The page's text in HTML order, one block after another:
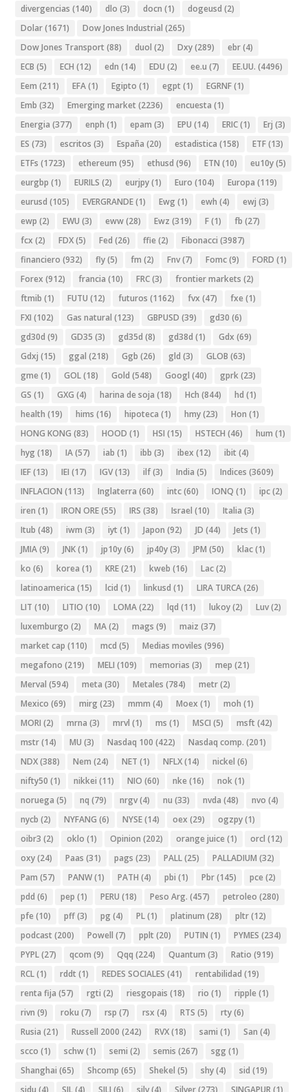
divergencias (140) dlo (3) docn (1) dogeusd (2)
Dolar(1671) Dow Jones Industrial (265)
Dow Jones Transport (88) duol (2) Dxy(289) ebr(4)
ECB (5) ECH (12) edn (14) EDU (2) ee.u (7) EE.UU. (4496)
Eem (211) EFA(1) Egipto (1) egpt (1) EGRNF(1)
Emb (32) Emerging market (2236) encuesta (1)
Energia (377) enph (1) epam (3) EPU (14) ERIC(1) Erj (3)
ES (73) escritos (3) España (20) estadistica (158) ETF(13)
ETFs (1723) ethereum (95) ethusd (96) ETN (10) eu10y(5)
eurgbp (1) EURILS (2) eurjpy(1) Euro (104) Europa (119)
eurusd (105) EVERGRANDE(1) Ewg (1) ewh (4) ewj (3)
ewp (2) EWU (3) eww(28) Ewz (319) F(1) fb (27)
fcx (2) FDX(5) Fed (26) ffie (2) Fibonacci (3987)
financiero (932) fly(5) fm (2) Fnv(7) Fomc(9) FORD (1)
Forex (912) francia (10) FRC(3) frontier markets (2)
ftmib (1) FUTU (12) futuros (1162) fvx (47) fxe (1)
FXI (102) Gas natural (123) GBPUSD (39) gd30 (6)
gd30d (9) GD35 (3) gd35d (8) gd38d (1) Gdx (69)
Gdxj (15) ggal (218) Ggb (26) gld (3) GLOB (63)
gme (1) GOL(18) Gold (548) Googl (40) gprk(23)
GS (1) GXG (4) harina de soja (18) Hch (844) hd (1)
health (19) hims (16) hipoteca (1) hmy(23) Hon (1)
HONG KONG (83) HOOD (1) HSI (15) HSTECH (46) hum (1)
hyg (18) IA(57) iab (1) ibb (3) ibex (12) ibit (4)
IEF(13) IEI (17) IGV(13) ilf(3) India (5) Indices (3609)
INFLACION (113) Inglaterra (60) intc(60) IONQ (1) ipc(2)
iren (1) IRON ORE(55) IRS (38) Israel (10) Italia (3)
Itub (48) iwm (3) iyt (1) Japon (92) JD (44) Jets (1)
JMIA(9) JNK(1) jp10y(6) jp40y(3) JPM (50) klac(1)
ko (6) korea (1) KRE(21) kweb (16) Lac(2)
latinoamerica (15) lcid (1) linkusd (1) LIRA TURCA(26)
LIT (10) LITIO (10) LOMA(22) lqd (11) lukoy(2) Luv(2)
luxemburgo (2) MA(2) mags (9) maiz (37)
market cap (110) mcd (5) Medias moviles (996)
megafono (219) MELI (109) memorias (3) mep (21)
Merval (594) meta (30) Metales (784) metr(2)
Mexico (69) mirg (23) mmm (4) Moex (1) moh (1)
MORI (2) mrna (3) mrvl (1) ms (1) MSCI (5) msft (42)
mstr(14) MU (3) Nasdaq 100 (422) Nasdaq comp. (201)
NDX(388) Nem (24) NET (1) NFLX(14) nickel (6)
nifty50 (1) nikkei (11) NIO (60) nke (16) nok(1)
noruega (5) nq (79) nrgv(4) nu (33) nvda (48) nvo (4)
nycb (2) NYFANG (6) NYSE(14) oex (29) ogzpy(1)
oibr3 (2) oklo (1) Opinion (202) orange juice (1) orcl (12)
oxy(24) Paas (31) pags (23) PALL(25) PALLADIUM (32)
Pam (57) PANW(1) PATH (4) pbi (1) Pbr(145) pce (2)
pdd (6) pep (1) PERU (18) Peso Arg. (457) petroleo (280)
pfe (10) pff(3) pg (4) PL(1) platinum (28) pltr(12)
podcast (200) Powell (7) pplt (20) PUTIN (1) PYMES (234)
PYPL(27) qcom (9) Qqq (224) Quantum (3) Ratio (919)
RCL(1) rddt (1) REDES SOCIALES (41) rentabilidad (19)
renta fija (57) rgti (2) riesgopais (18) rio (1) ripple (1)
rivn (9) roku (7) rsp (7) rsx (4) RTS (5) rty(6)
Rusia (21) Russell 2000 (242) RVX(18) sami (1) San (4)
scco (1) schw(1) semi (2) semis (267) sgg (1)
Shanghai (65) Shcomp (65) Shekel (5) shy(4) sid (19)
sidu (4) SIL (4) SILJ (6) silv(4) Silver(273) SINGAPUR (1)